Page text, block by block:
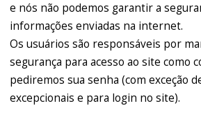
e nós não podemos garantir a
informações enviadas na internet.
Os usuários são responsáveis por
segurança para acesso ao site como
pediremos sua senha (com exceção
excepcionais e para login no site).